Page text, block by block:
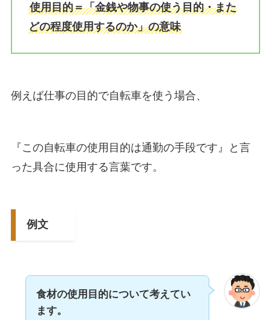
使用目的＝「金銭や物事の使う目的・また
どの程度使用するのか」の意味
例えば仕事の目的で自転車を使う場合、
『この自転車の使用目的は通勤の手段です』と言
った具合に使用する言葉です。
例文
食材の使用目的について考えてい
ます。